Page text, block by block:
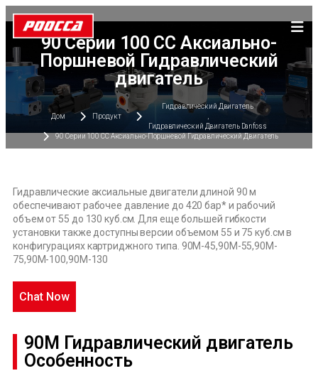
90 Серии 100 CC Аксиально-
Поршневой Гидравлический
двигатель
Дом Продукт
Гидравлический Двигатель
Гидравлический Двигатель Danfoss
90 Серии 100 CC Аксиально-Поршневой Гидравлический Двигатель
Гидравлические аксиальные двигатели длиной 90 м
обеспечивают рабочее давление до 420 бар* и рабочий
объем от 55 до 130 куб.см. Для еще большей гибкости
установки также доступны версии объемом 55 и 75 куб.см в
конфигурациях картриджного типа. 90M-45,90M-55,90M-
75,90M-100,90M-130
Chat Now
90M Гидравлический двигатель
Особенность